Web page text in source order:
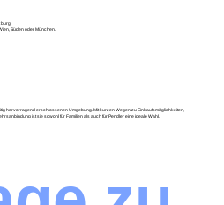
Süden oder München.
hervorragend erschlossenen Umgebung. Mit kurzen Wegen zu Einkaufsmöglichkeiten,
ist sie sowohl für Familien als auch für Pendler eine ideale Wahl.